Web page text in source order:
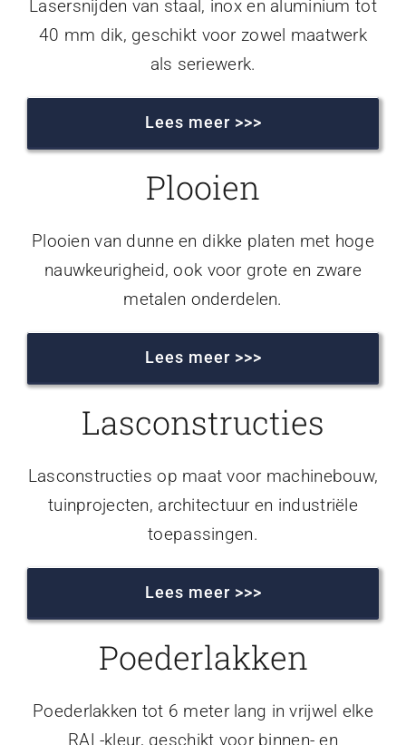
Lasersnijden van staal, inox en aluminium tot
40 mm dik, geschikt voor zowel maatwerk
als seriewerk.
Lees meer >>>
Plooien
Plooien van dunne en dikke platen met hoge
nauwkeurigheid, ook voor grote en zware
metalen onderdelen.
Lees meer >>>
Lasconstructies
Lasconstructies op maat voor machinebouw,
tuinprojecten, architectuur en industriële
toepassingen.
Lees meer >>>
Poederlakken
Poederlakken tot 6 meter lang in vrijwel elke
RAL-kleur, geschikt voor binnen- en